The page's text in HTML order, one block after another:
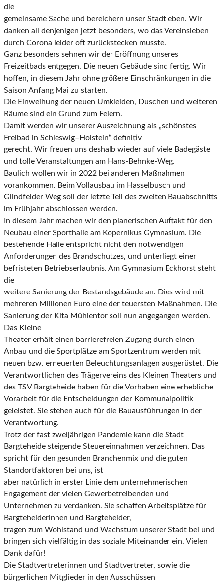
die
gemeinsame Sache und bereichern unser Stadtleben. Wir
danken all denjenigen jetzt besonders, wo das Vereinsleben
durch Corona leider oft zurückstecken musste.
Ganz besonders sehnen wir der Eröffnung unseres
Freizeitbads entgegen. Die neuen Gebäude sind fertig. Wir
hoffen, in diesem Jahr ohne größere Einschränkungen in die
Saison Anfang Mai zu starten.
Die Einweihung der neuen Umkleiden, Duschen und weiteren
Räume sind ein Grund zum Feiern.
Damit werden wir unserer Auszeichnung als „schönstes
Freibad in Schleswig– Holstein“ definitiv
gerecht. Wir freuen uns deshalb wieder auf viele Badegäste
und tolle Veranstaltungen am Hans- Behnke-Weg.
Baulich wollen wir in 2022 bei anderen Maßnahmen
vorankommen. Beim Vollausbau im Hasselbusch und
Glindfelder Weg soll der letzte Teil des zweiten Bauabschnitts
im Frühjahr abschlossen werden.
In diesem Jahr machen wir den planerischen Auftakt für den
Neubau einer Sporthalle am Kopernikus Gymnasium. Die
bestehende Halle entspricht nicht den notwendigen
Anforderungen des Brandschutzes, und unterliegt einer
befristeten Betriebserlaubnis. Am Gymnasium Eckhorst steht
die
weitere Sanierung der Bestandsgebäude an. Dies wird mit
mehreren Millionen Euro eine der teuersten Maßnahmen. Die
Sanierung der Kita Mühlentor soll nun angegangen werden.
Das Kleine
Theater erhält einen barrierefreien Zugang durch einen
Anbau und die Sportplätze am Sportzentrum werden mit
neuen bzw. erneuerten Beleuchtungsanlagen ausgerüstet. Die
Verantwortlichen des Trägervereins des Kleinen Theaters und
des TSV Bargteheide haben für die Vorhaben eine erhebliche
Vorarbeit für die Entscheidungen der Kommunalpolitik
geleistet. Sie stehen auch für die Bauausführungen in der
Verantwortung.
Trotz der fast zweijährigen Pandemie kann die Stadt
Bargteheide steigende Steuereinnahmen verzeichnen. Das
spricht für den gesunden Branchenmix und die guten
Standortfaktoren bei uns, ist
aber natürlich in erster Linie dem unternehmerischen
Engagement der vielen Gewerbetreibenden und
Unternehmen zu verdanken. Sie schaffen Arbeitsplätze für
Bargteheiderinnen und Bargteheider,
tragen zum Wohlstand und Wachstum unserer Stadt bei und
bringen sich vielfältig in das soziale Miteinander ein. Vielen
Dank dafür!
Die Stadtvertreterinnen und Stadtvertreter, sowie die
bürgerlichen Mitglieder in den Ausschüssen